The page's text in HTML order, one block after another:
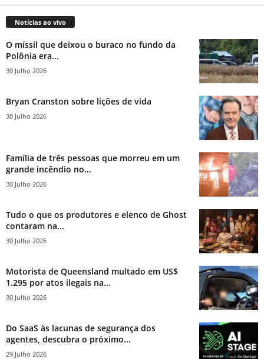
Notícias ao vivo
O míssil que deixou o buraco no fundo da
Polônia era...
30 Julho 2026
Bryan Cranston sobre lições de vida
30 Julho 2026
Família de três pessoas que morreu em um
grande incêndio no...
30 Julho 2026
Tudo o que os produtores e elenco de Ghost
contaram na...
30 Julho 2026
Motorista de Queensland multado em US$
1.295 por atos ilegais na...
30 Julho 2026
Do SaaS às lacunas de segurança dos
agentes, descubra o próximo...
29 Julho 2026